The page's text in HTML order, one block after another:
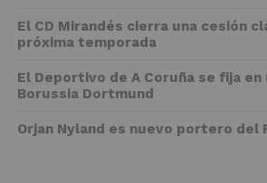
El CD Mirandés cierra una cesión
próxima temporada
El Deportivo de A Coruña se fija en
Borussia Dortmund
Orjan Nyland es nuevo portero del